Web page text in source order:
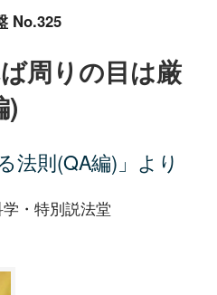
No.325
周りの目は厳
)
法則(QA編)」より
・特別説法堂